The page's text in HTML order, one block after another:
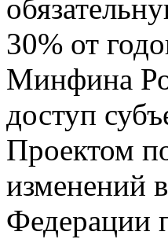
30% от
Минфина
доступ
Проектом
изменений
Федерации